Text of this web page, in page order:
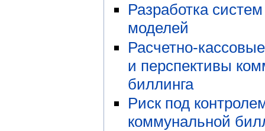
Разработка
моделей
Расчетно-
и перспективы
биллинга
Риск под
коммунальной